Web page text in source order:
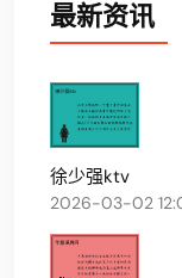
最新资讯
徐少强ktv
2026-03-02